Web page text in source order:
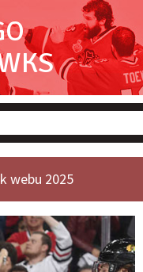
webu 2025
gólu v sezoně